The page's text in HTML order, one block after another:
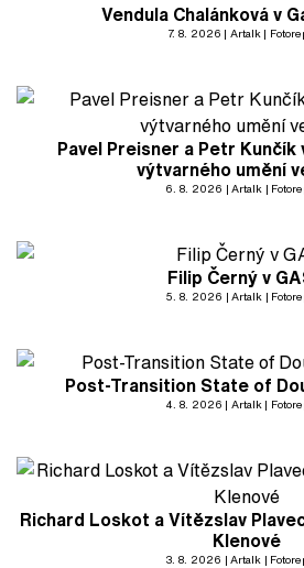
Vendula Chalánková v
7. 8. 2026 Artalk
Pavel Preisner a Petr
výtvarného umění
6. 8. 2026 Artalk
Filip Černý v
5. 8. 2026 Artalk
Post-Transition State of
4. 8. 2026 Artalk
Richard Loskot a Vítězslav
Klenové
3. 8. 2026 Artalk